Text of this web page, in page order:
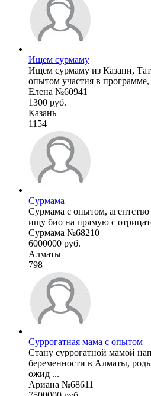
Ищем сурмаму
Ищем сурмаму из Казани,
опытом участия в
Елена №60941
1300 руб.
Казань
1154
Сурмама
Сурмама с опытом, агентство
ищу био на прямую с
Сурмама №68210
6000000 руб.
Алматы
798
Суррогатная мама с опытом
Стану суррогатной мамой
беременности в Алматы, роды
ожид ...
Ариана №68611